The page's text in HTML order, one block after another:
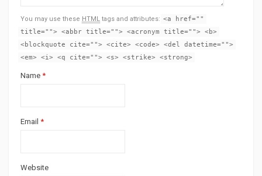
You may use these HTML tags and attributes: <a href=""
title=""> <abbr title=""> <acronym title=""> <b>
<blockquote cite=""> <cite> <code> <del datetime="">
<em> <i> <q cite=""> <s> <strike> <strong>
Name *
Email *
Website